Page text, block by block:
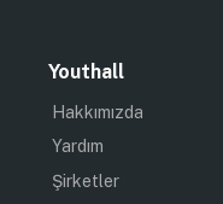
Youthall
Hakkımızda
Yardım
Şirketler